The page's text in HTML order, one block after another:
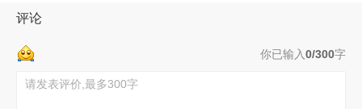
评论
你已输入0/300字